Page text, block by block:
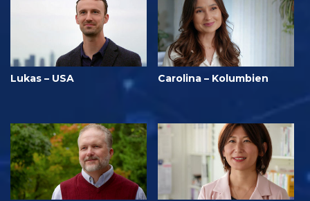
Lukas – USA Carolina – Kolumbien